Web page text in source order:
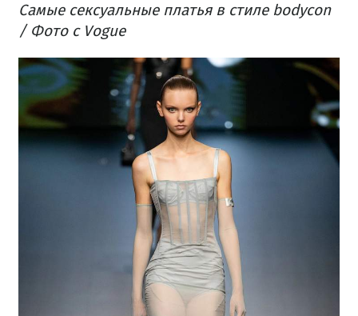
Самые сексуальные платья в стиле bodycon
/ Фото с Vogue